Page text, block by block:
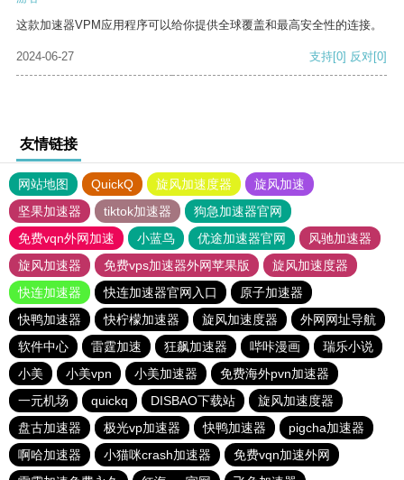
这款加速器VPM应用程序可以给你提供全球覆盖和最高安全性的连接。
2024-06-27 支持[0] 反对[0]
友情链接
网站地图 QuickQ 旋风加速度器
旋风加速
坚果加速器
tiktok加速器
狗急加速器官网
免费vqn外网加速
小蓝鸟 优途加速器官网
风驰加速器
旋风加速器
免费vps加速器外网苹果版
旋风加速度器
快连加速器
快连加速器官网入口
原子加速器
快鸭加速器
快柠檬加速器 旋风加速度器
外网网址导航
软件中心
雷霆加速 狂飙加速器 哔咔漫画
瑞乐小说
小美
小美vpn 小美加速器
免费海外pvn加速器
一元机场
quickq DISBAO下载站
旋风加速度器
盘古加速器
极光vp加速器 快鸭加速器
pigcha加速器
啊哈加速器
小猫咪crash加速器
免费vqn加速外网